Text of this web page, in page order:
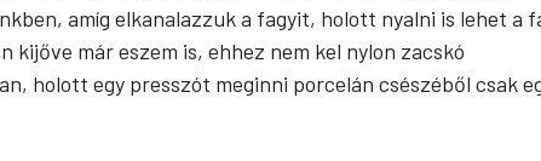
amíg elkanalazzuk a fagyit, holott nyalni is lehet
kijőve már eszem is, ehhez nem kel nylon zacskó
holott egy presszót meginni porcelán csészéből csak